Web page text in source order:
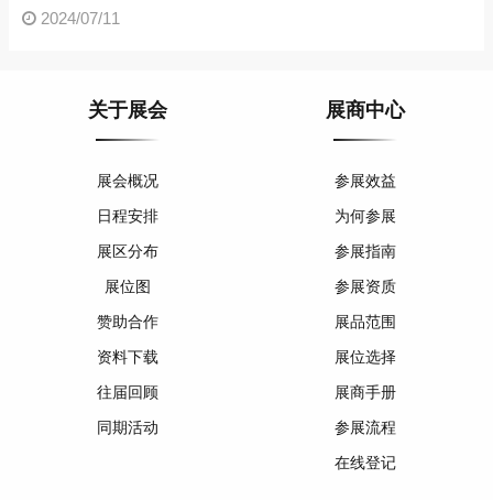
2024/07/11
关于展会
展会概况
日程安排
展区分布
展位图
赞助合作
资料下载
往届回顾
同期活动
展商中心
参展效益
为何参展
参展指南
参展资质
展品范围
展位选择
展商手册
参展流程
在线登记